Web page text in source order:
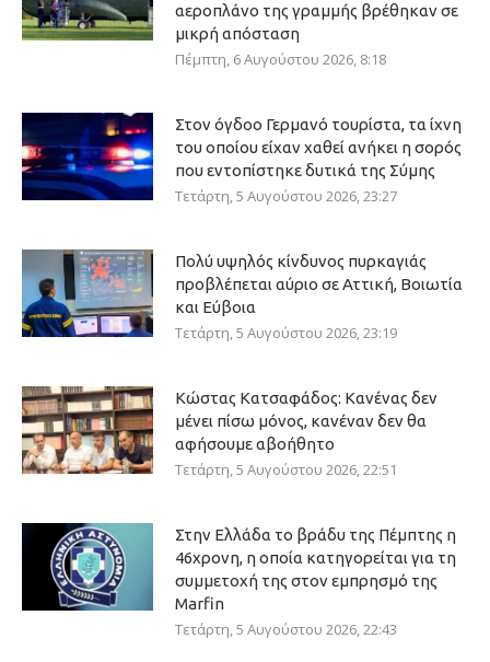
αεροπλάνο της γραμμής βρέθηκαν σε
μικρή απόσταση
Πέμπτη, 6 Αυγούστου 2026, 8:18
Στον όγδοο Γερμανό τουρίστα, τα ίχνη
του οποίου είχαν χαθεί ανήκει η σορός
που εντοπίστηκε δυτικά της Σύμης
Τετάρτη, 5 Αυγούστου 2026, 23:27
Πολύ υψηλός κίνδυνος πυρκαγιάς
προβλέπεται αύριο σε Αττική, Βοιωτία
και Εύβοια
Τετάρτη, 5 Αυγούστου 2026, 23:19
Κώστας Κατσαφάδος: Κανένας δεν
μένει πίσω μόνος, κανέναν δεν θα
αφήσουμε αβοήθητο
Τετάρτη, 5 Αυγούστου 2026, 22:51
Στην Ελλάδα το βράδυ της Πέμπτης η
46χρονη, η οποία κατηγορείται για τη
συμμετοχή της στον εμπρησμό της
Marfin
Τετάρτη, 5 Αυγούστου 2026, 22:43